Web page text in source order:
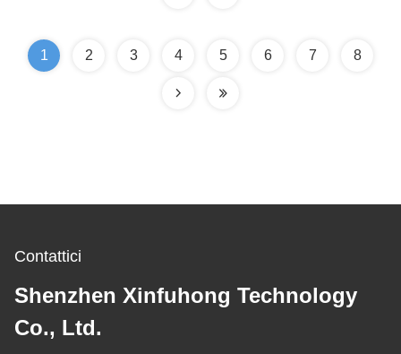
1 2 3 4 5 6 7 8
Contattici
Shenzhen Xinfuhong Technology
Co., Ltd.